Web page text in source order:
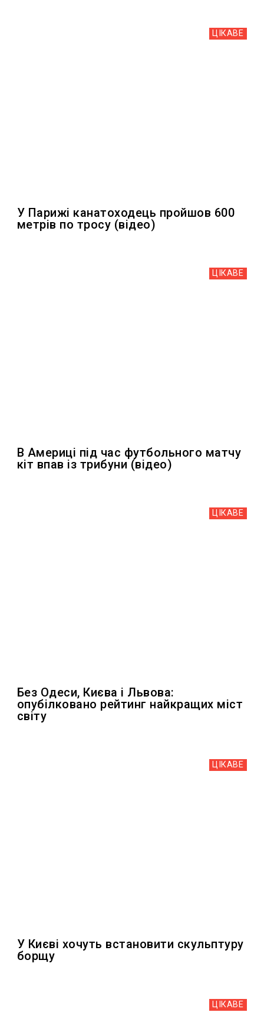
ЦІКАВЕ
У Парижі канатоходець пройшов 600
метрів по тросу (відео)
ЦІКАВЕ
В Америці під час футбольного матчу
кіт впав із трибуни (відео)
ЦІКАВЕ
Без Одеси, Києва і Львова:
опубілковано рейтинг найкращих міст
світу
ЦІКАВЕ
У Києві хочуть встановити скульптуру
борщу
ЦІКАВЕ